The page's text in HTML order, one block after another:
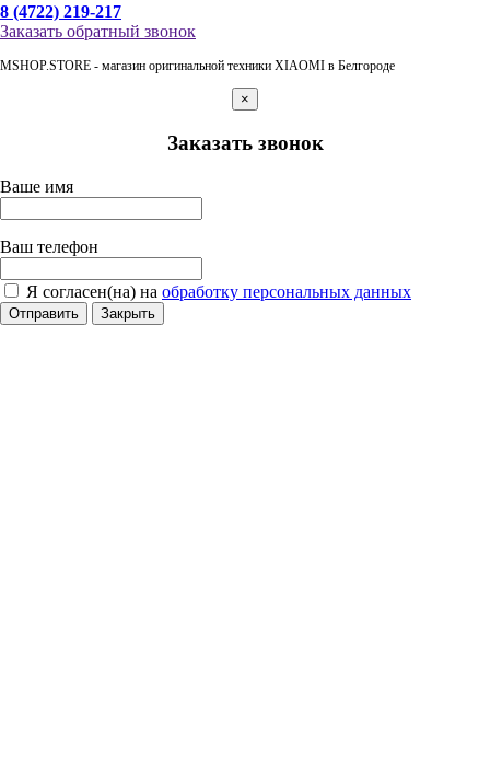
8 (4722) 219-217
Заказать обратный звонок
MSHOP.STORE - магазин оригинальной техники XIAOMI в Белгороде
×
Заказать звонок
Ваше имя
Ваш телефон
Я согласен(на) на обработку персональных данных
Отправить Закрыть